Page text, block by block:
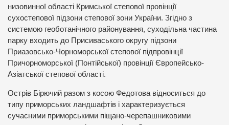
низовинної області Кримської степової провінції
сухостепової підзони степової зони України. Згідно з
системою геоботанічного районування, суходільна частина
парку входить до Присиваського округу підзони
Приазовсько-Чорноморської степової підпровінції
Причорноморської (Понтійської) провінції Європейсько-
Азіатської степової області.
Острів Бірючий разом з косою Федотова відноситься до
типу приморських ландшафтів і характеризується
сучасними приморськими піщано-черепашниковими